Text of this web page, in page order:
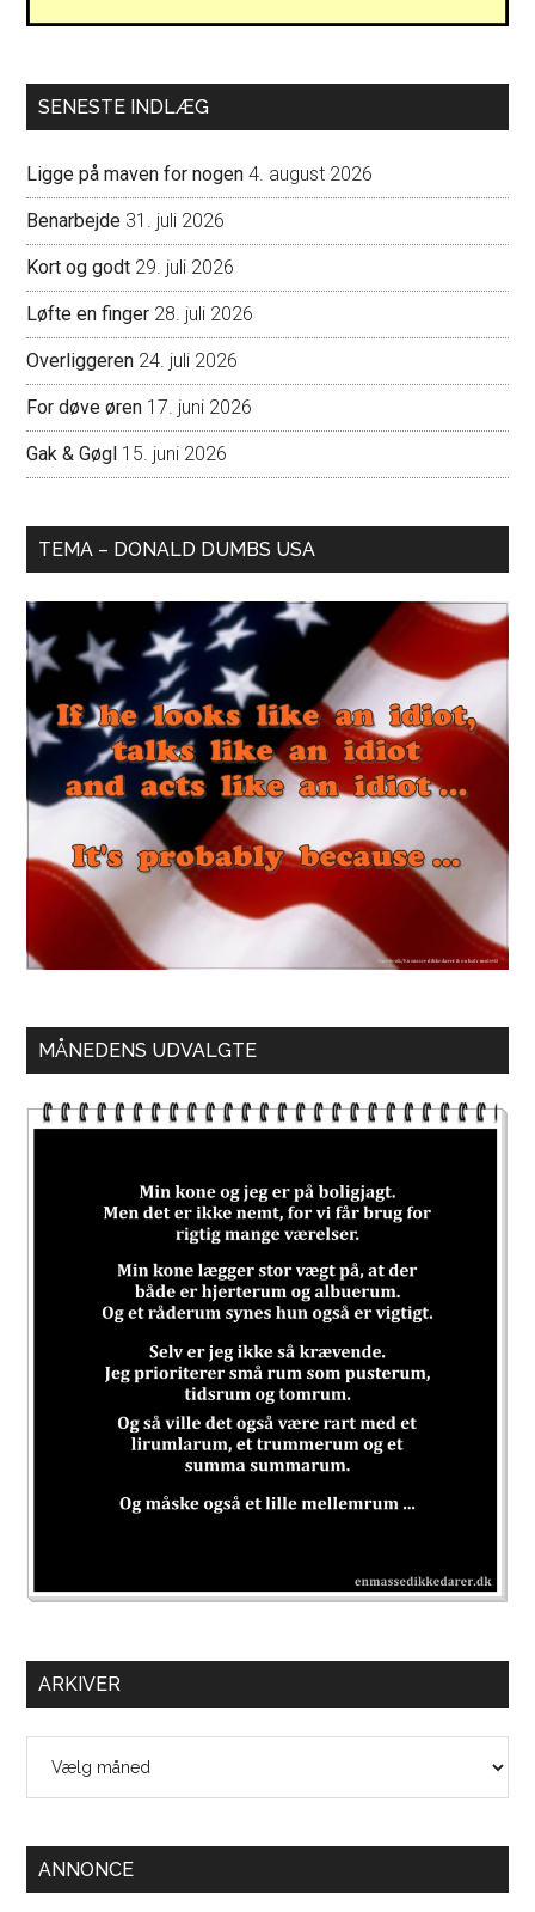
SENESTE INDLÆG
Ligge på maven for nogen 4. august 2026
Benarbejde 31. juli 2026
Kort og godt 29. juli 2026
Løfte en finger 28. juli 2026
Overliggeren 24. juli 2026
For døve øren 17. juni 2026
Gak & Gøgl 15. juni 2026
TEMA – DONALD DUMBS USA
MÅNEDENS UDVALGTE
ARKIVER
ANNONCE